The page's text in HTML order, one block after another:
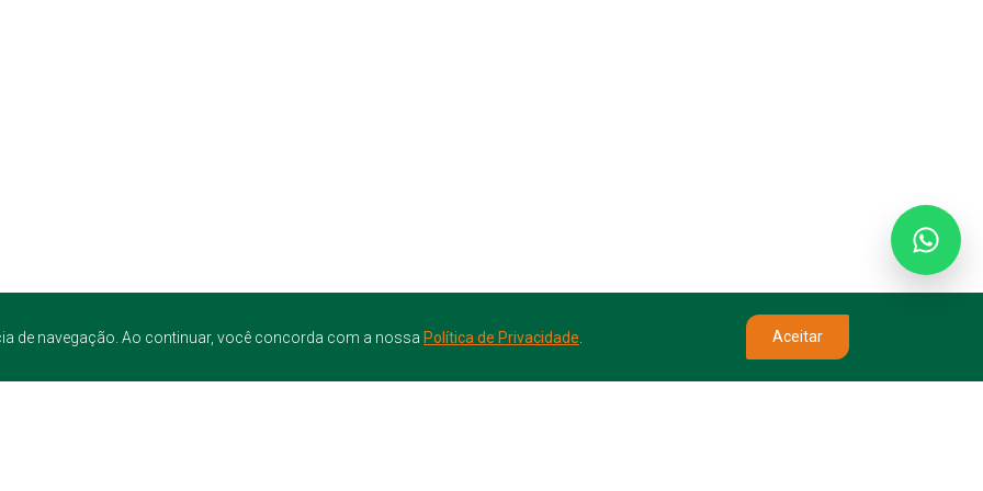
de navegação. Ao continuar, você concorda com a nossa Política de Privacidade Aceitar